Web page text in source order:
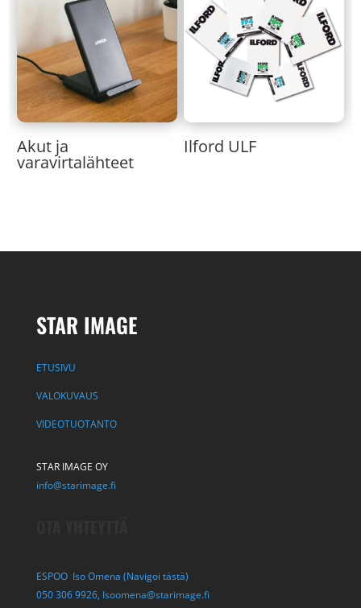
Akut ja
varavirtalähteet
Ilford ULF
STAR IMAGE
ETUSIVU
VALOKUVAUS
VIDEOTUOTANTO
STAR IMAGE OY
info@starimage.fi
ESPOO Iso Omena (Navigoi tästä)
050 306 9926, Isoomena@starimage.fi